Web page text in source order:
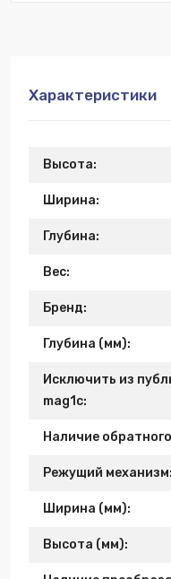
Характеристики
Высота:
Ширина:
Глубина:
Вес:
Бренд:
Глубина (мм):
Исключить из
mag1c:
Наличие
Режущий механизм:
Ширина (мм):
Высота (мм):